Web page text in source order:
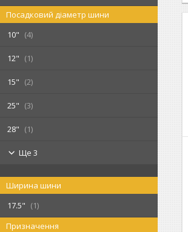
Посадковий діаметр шини
10"
4
12" 1
15" 2
25" 3
28" 1
Ще 3
Ширина шини
17.5"
1
Призначення